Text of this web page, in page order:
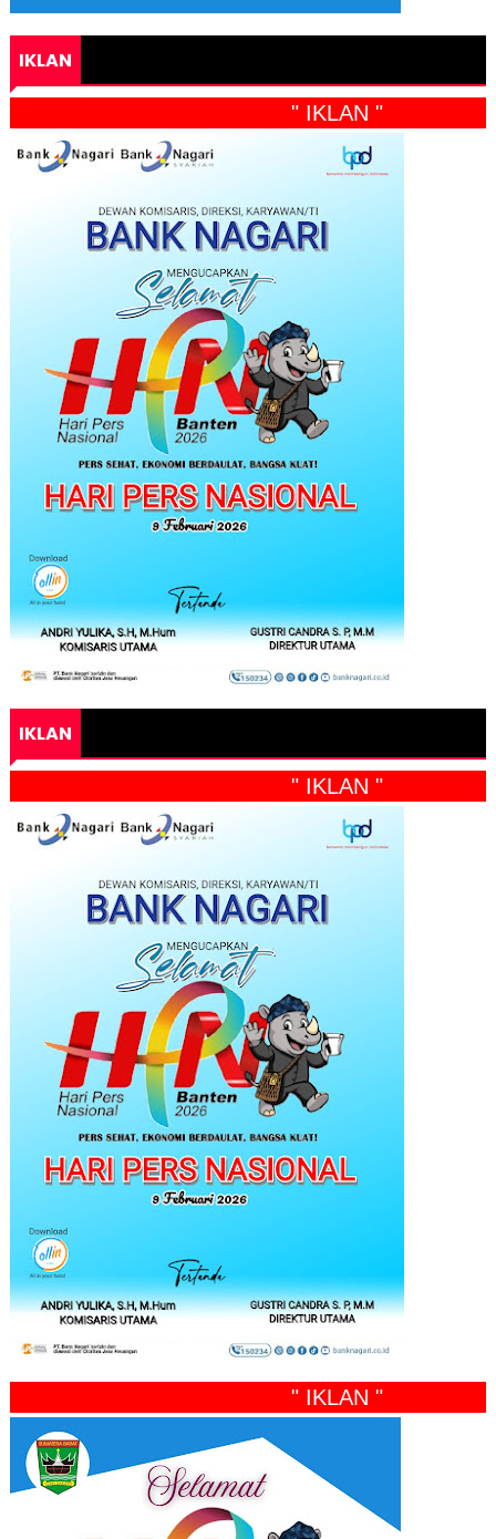
IKLAN
" IKLAN "
IKLAN
" IKLAN "
" IKLAN "